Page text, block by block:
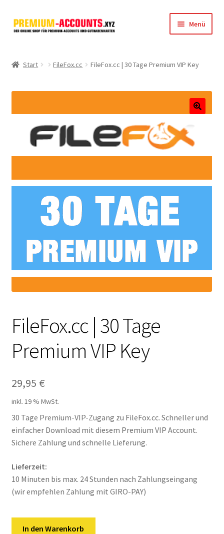
Zur
Navigation
Zum
Inhalt
Menü
Depositfiles
TakeFile
HotLink
Filespace
VipFile.cc
Ex-Load
Impressum
Kontakt
Versandinfos
Zahlungsarten
Start FileFox.cc FileFox.cc | 30 Tage Premium VIP Key
FileFox.cc | 30 Tage
Premium VIP Key
29,95 €
inkl. 19 % MwSt.
30 Tage Premium-VIP-Zugang zu FileFox.cc. Schneller und
einfacher Download mit diesem Premium VIP Account.
Sichere Zahlung und schnelle Lieferung.
Lieferzeit:
10 Minuten bis max. 24 Stunden nach Zahlungseingang
(wir empfehlen Zahlung mit GIRO-PAY)
In den Warenkorb